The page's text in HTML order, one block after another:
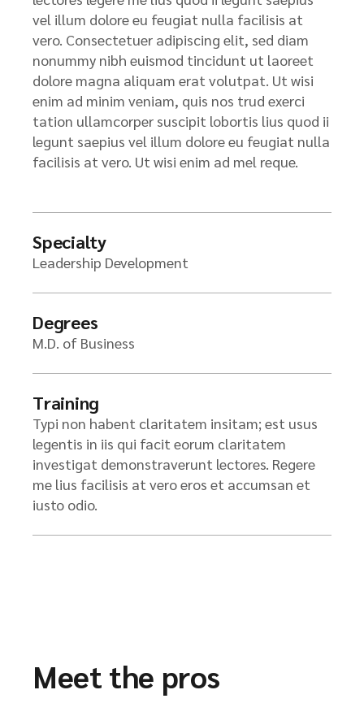
vel illum dolore eu feugiat nulla facilisis at
vero. Consectetuer adipiscing elit, sed diam
nonummy nibh euismod tincidunt ut laoreet
dolore magna aliquam erat volutpat. Ut wisi
enim ad minim veniam, quis nos trud exerci
tation ullamcorper suscipit lobortis lius quod ii
legunt saepius vel illum dolore eu feugiat nulla
facilisis at vero. Ut wisi enim ad mel reque.
Specialty
Leadership Development
Degrees
M.D. of Business
Training
Typi non habent claritatem insitam; est usus
legentis in iis qui facit eorum claritatem
investigat demonstraverunt lectores. Regere
me lius facilisis at vero eros et accumsan et
iusto odio.
Meet the pros